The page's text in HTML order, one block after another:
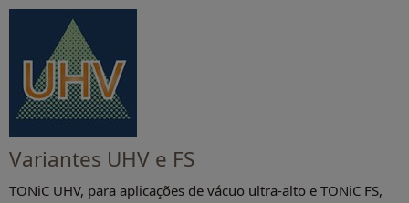
Variantes UHV e FS
TONiC UHV, para aplicações de vácuo ultra-alto e TONiC FS,